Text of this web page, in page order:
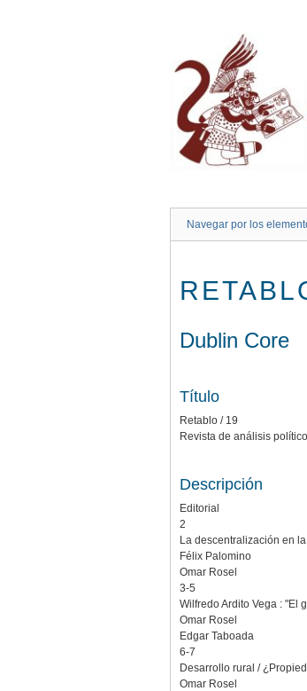
Navegar por los
Dublin Core
Título
Retablo / 19
Revista de análisis
Descripción
Editorial
2
La descentralización en
Félix Palomino
Omar Rosel
3-5
Wilfredo Ardito Vega : "El
Omar Rosel
Edgar Taboada
6-7
Desarrollo rural /
Omar Rosel